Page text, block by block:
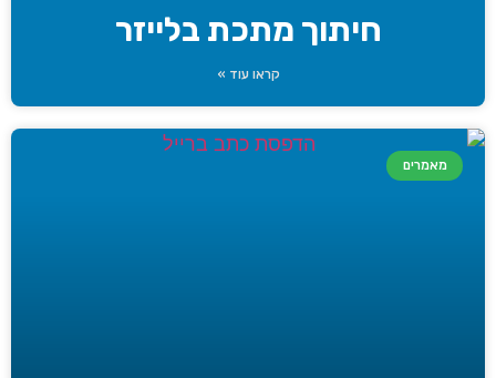
חיתוך מתכת בלייזר
קראו עוד »
מאמרים